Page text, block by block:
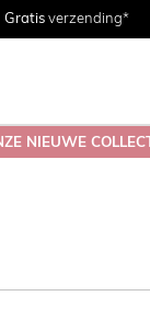
Gratisverzending*
Maten38 - 54
retourneren in de
NIEUWE